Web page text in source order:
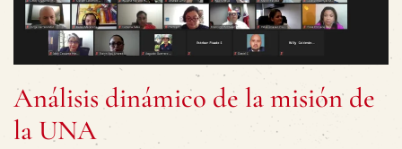
Análisis dinámico de la misión de
la UNA